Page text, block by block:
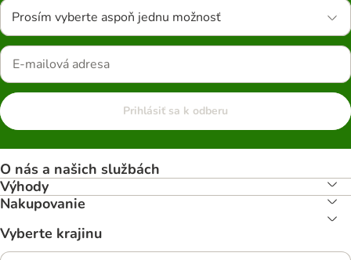
Prosím vyberte aspoň jednu možnosť
Prihlásiť sa k odberu
O nás a našich službách
Výhody
Nakupovanie
Vyberte krajinu